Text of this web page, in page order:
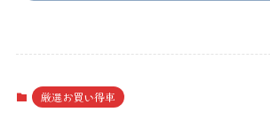
t
厳選お買い得車